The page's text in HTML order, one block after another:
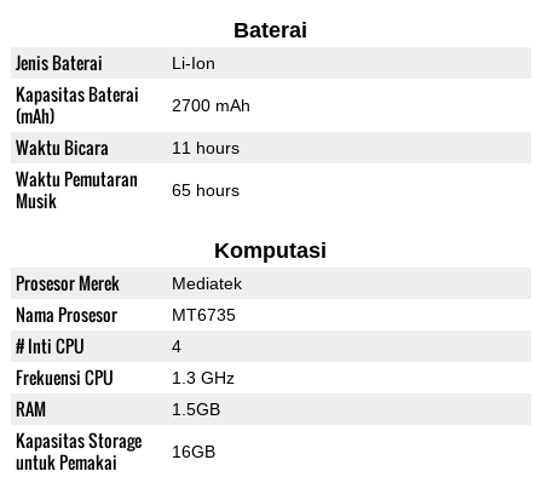
Baterai
Jenis Baterai Li-Ion
Kapasitas Baterai
(mAh)
2700 mAh
Waktu Bicara 11 hours
Waktu Pemutaran
Musik
65 hours
Komputasi
Prosesor Merek Mediatek
Nama Prosesor MT6735
# Inti CPU 4
Frekuensi CPU 1.3 GHz
RAM 1.5GB
Kapasitas Storage
untuk Pemakai
16GB